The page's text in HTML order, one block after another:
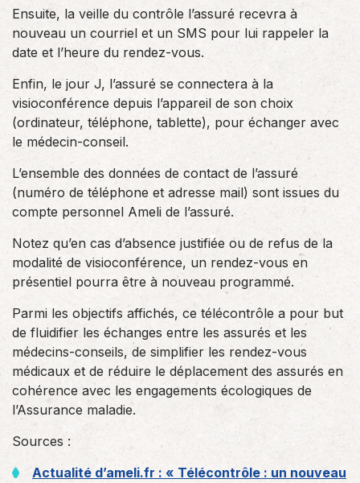
Ensuite, la veille du contrôle l’assuré recevra à
nouveau un courriel et un SMS pour lui rappeler la
date et l’heure du rendez-vous.
Enfin, le jour J, l’assuré se connectera à la
visioconférence depuis l’appareil de son choix
(ordinateur, téléphone, tablette), pour échanger avec
le médecin-conseil.
L’ensemble des données de contact de l’assuré
(numéro de téléphone et adresse mail) sont issues du
compte personnel Ameli de l’assuré.
Notez qu’en cas d’absence justifiée ou de refus de la
modalité de visioconférence, un rendez-vous en
présentiel pourra être à nouveau programmé.
Parmi les objectifs affichés, ce télécontrôle a pour but
de fluidifier les échanges entre les assurés et les
médecins-conseils, de simplifier les rendez-vous
médicaux et de réduire le déplacement des assurés en
cohérence avec les engagements écologiques de
l’Assurance maladie.
Sources :
Actualité d’ameli.fr : « Télécontrôle : un nouveau